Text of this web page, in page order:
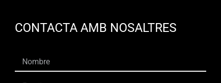
CONTACTA AMB NOSALTRES